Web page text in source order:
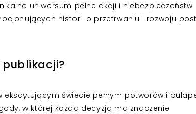
uniwersum pełne akcji i niebezpieczeństw
historii o przetrwaniu i rozwoju
publikacji?
ekscytującym świecie pełnym potworów i
w której każda decyzja ma znaczenie